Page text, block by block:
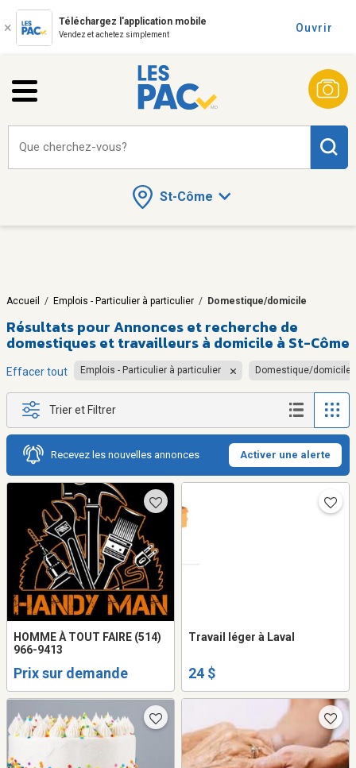
Téléchargez l'application mobile
Vendez et achetez simplement
Ouvrir
St-Côme
Que cherchez-vous?
Accueil / Emplois - Particulier à particulier / Domestique/domicile
Résultats pourAnnonces et recherche de
domestiques et travailleurs à domicile à St-Côme
Effacer tout Emplois - Particulier à particulier Domestique/domicile
Trier et Filtrer
Recevez les nouvelles annonces Activer une alerte
HOMME À TOUT FAIRE (514)
966-9413
Prix sur demande
Travail léger à Laval
24 $